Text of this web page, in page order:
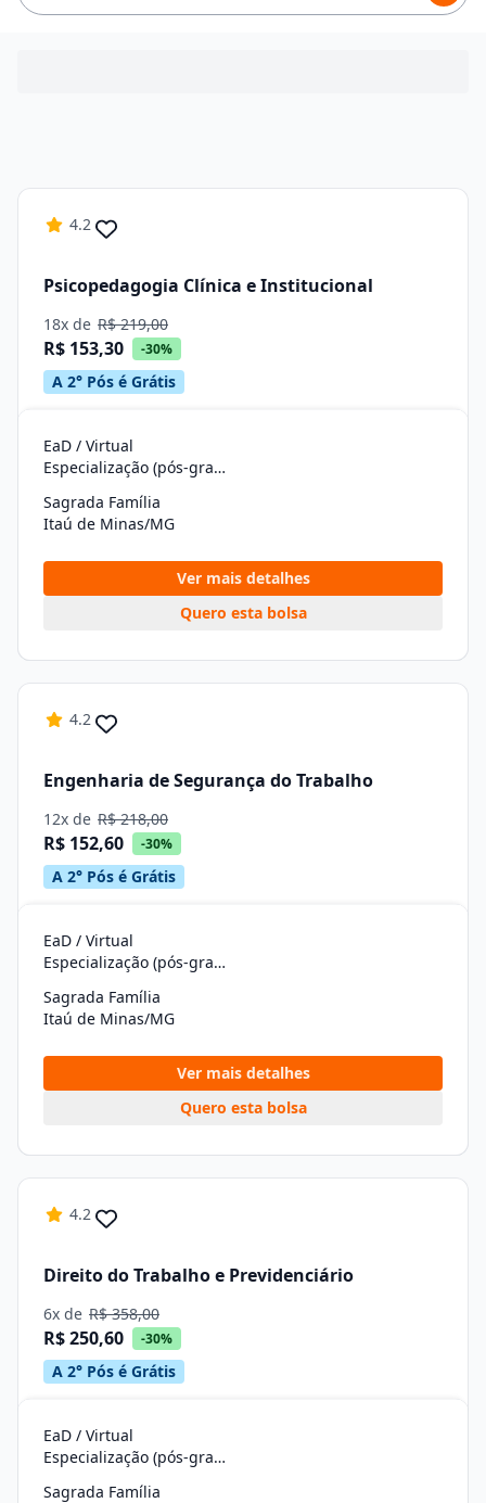
4.2
Psicopedagogia Clínica e Institucional
18x de R$ 219,00
R$ 153,30 -30%
A 2° Pós é Grátis
EaD / Virtual
Especialização (pós-graduação)
Sagrada Família
Itaú de Minas/MG
Ver mais detalhes
Quero esta bolsa
4.2
Engenharia de Segurança do Trabalho
12x de R$ 218,00
R$ 152,60 -30%
A 2° Pós é Grátis
EaD / Virtual
Especialização (pós-graduação)
Sagrada Família
Itaú de Minas/MG
Ver mais detalhes
Quero esta bolsa
4.2
Direito do Trabalho e Previdenciário
6x de R$ 358,00
R$ 250,60 -30%
A 2° Pós é Grátis
EaD / Virtual
Especialização (pós-graduação)
Sagrada Família